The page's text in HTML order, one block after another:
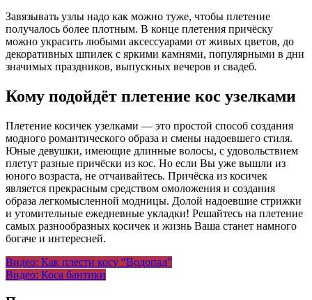
Завязывать узлы надо как можно туже, чтобы плетение
получалось более плотным. В конце плетения причёску
можно украсить любыми аксессуарами от живых цветов, до
декоративных шпилек с яркими камнями, популярными в дни
значимых праздников, выпускных вечеров и свадеб.
Кому подойдёт плетение кос узелками
Плетение косичек узелками — это простой способ создания
модного романтического образа и смены надоевшего стиля.
Юные девушки, имеющие длинные волосы, с удовольствием
плетут разные причёски из кос. Но если Вы уже вышли из
юного возраста, не отчаивайтесь. Причёска из косичек
является прекрасным средством омоложения и создания
образа легкомысленной модницы. Долой надоевшие стрижки
и утомительные ежедневные укладки! Решайтесь на плетение
самых разнообразных косичек и жизнь Ваша станет намного
богаче и интересней.
Навигация
по
Видео: Как плести косу “Водопад”
Видео: Коса бантики